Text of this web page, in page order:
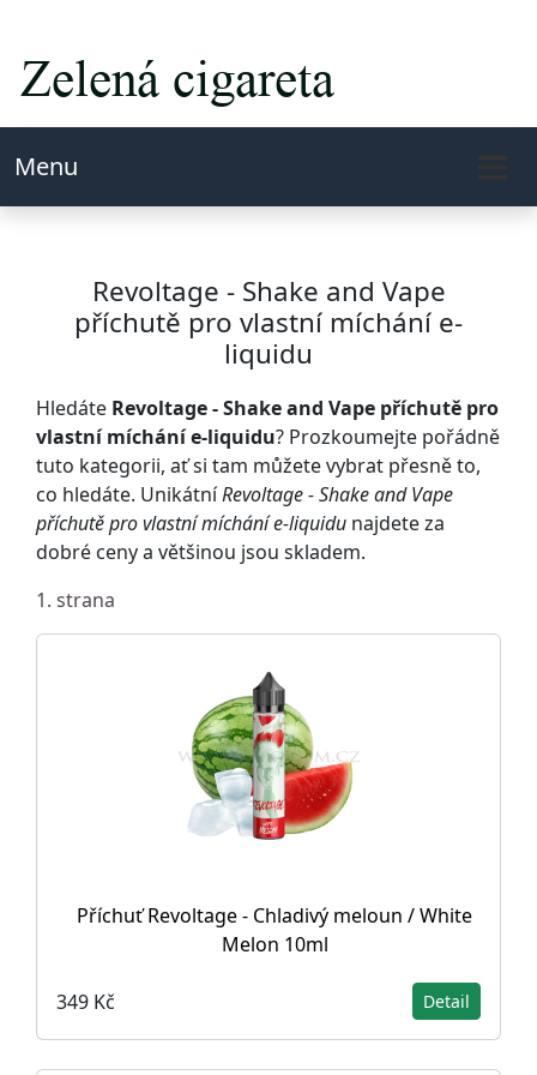
Menu
Revoltage - Shake and Vape
příchutě pro vlastní míchání e-
liquidu
Hledáte Revoltage - Shake and Vape příchutě pro
vlastní míchání e-liquidu? Prozkoumejte pořádně
tuto kategorii, ať si tam můžete vybrat přesně to,
co hledáte. UnikátníRevoltage - Shake and Vape
příchutě pro vlastní míchání e-liquidu najdete za
dobré ceny a většinou jsou skladem.
1. strana
Příchuť Revoltage - Chladivý meloun / White
Melon 10ml
349 Kč Detail